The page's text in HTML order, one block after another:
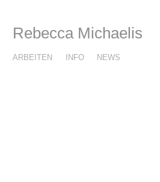
Rebecca Michaelis
ARBEITEN INFO NEWS